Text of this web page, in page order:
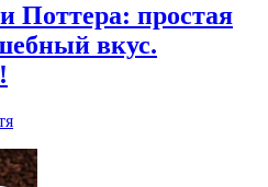
Поттера: простая
вкус.